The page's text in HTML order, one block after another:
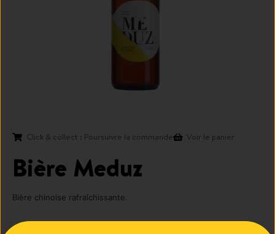
Click & collect : Poursuivre la commande Voir le panier
Bière Meduz
Bière chinoise rafraîchissante.